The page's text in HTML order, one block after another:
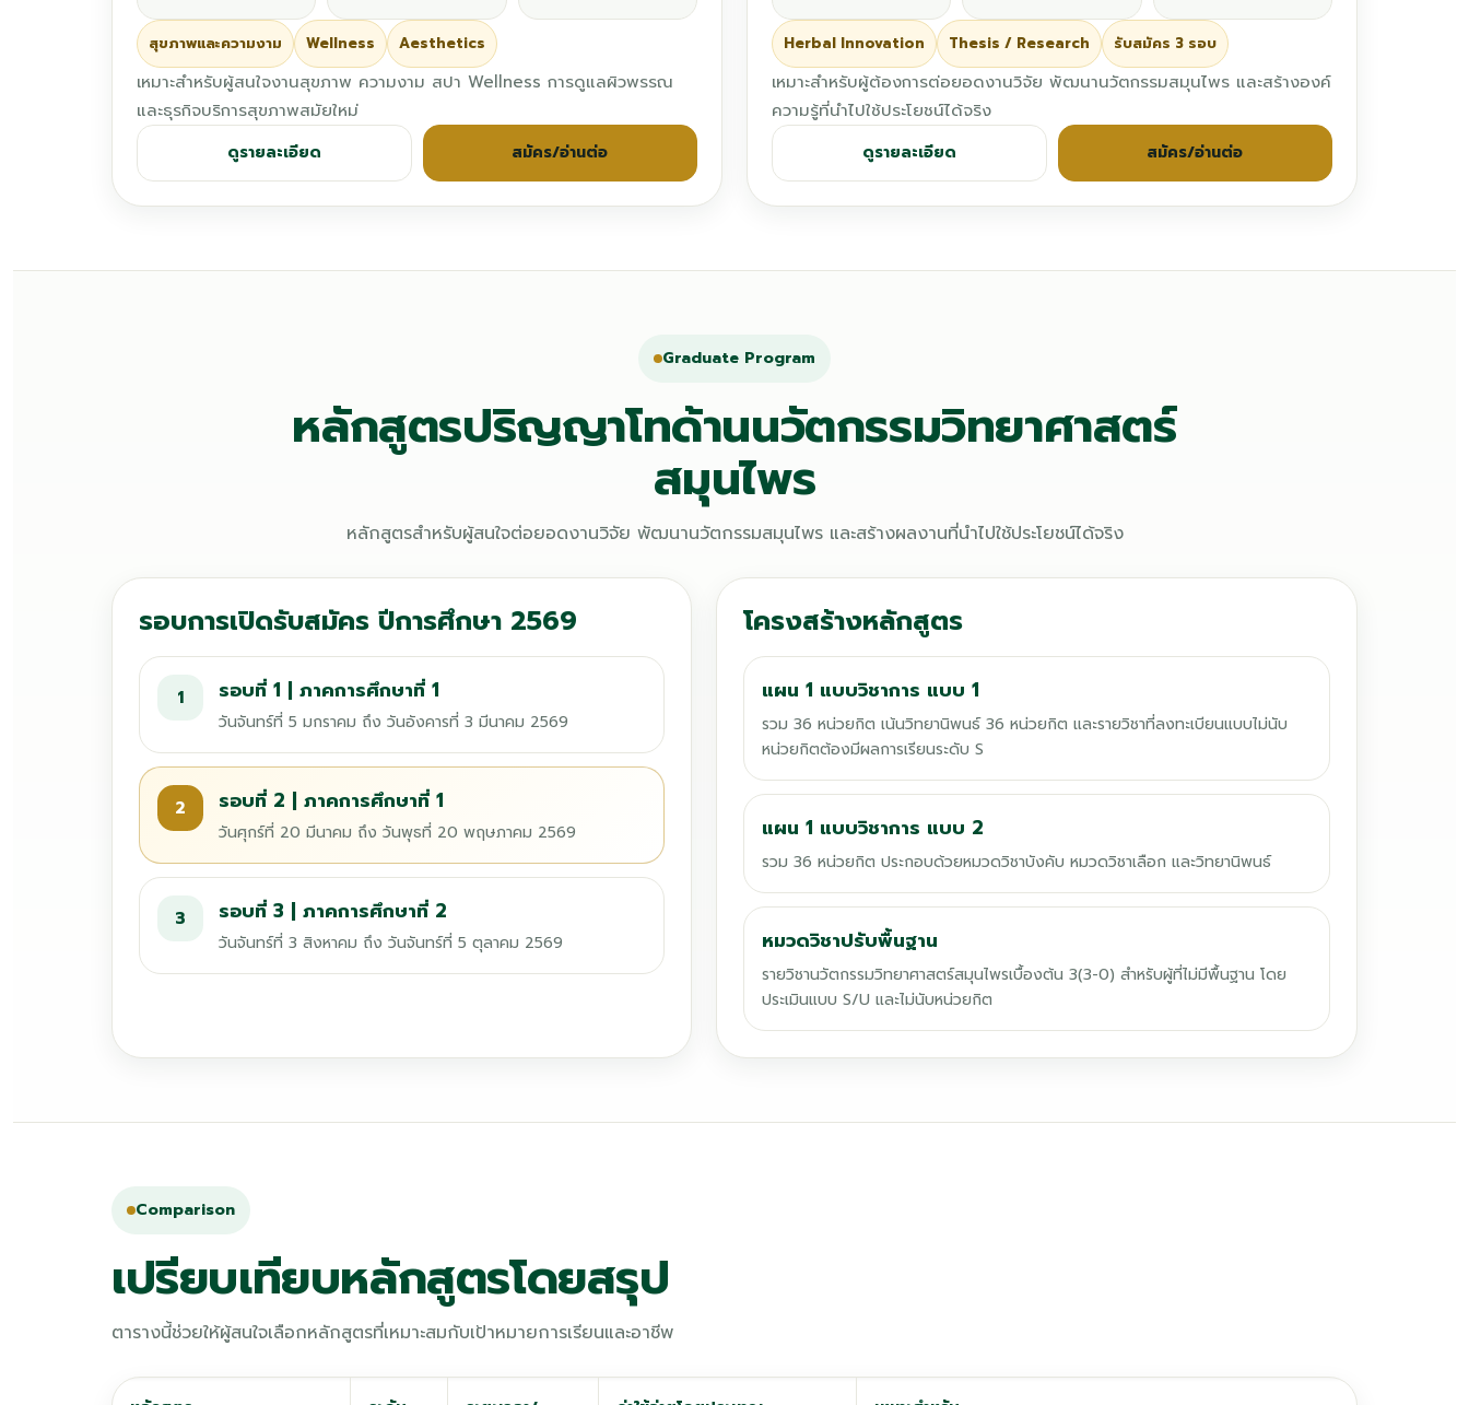
สุขภาพและความงาม Wellness Aesthetics
เหมาะสำหรับผู้สนใจงานสุขภาพ ความงาม สปา Wellness การดูแลผิวพรรณ
และธุรกิจบริการสุขภาพสมัยใหม่
ดูรายละเอียด สมัคร/อ่านต่อ
Herbal Innovation Thesis / Research รับสมัคร 3 รอบ
เหมาะสำหรับผู้ต้องการต่อยอดงานวิจัย พัฒนานวัตกรรมสมุนไพร และสร้างองค์
ความรู้ที่นำไปใช้ประโยชน์ได้จริง
ดูรายละเอียด สมัคร/อ่านต่อ
Graduate Program
หลักสูตรปริญญาโทด้านนวัตกรรมวิทยาศาสตร์
สมุนไพร
หลักสูตรสำหรับผู้สนใจต่อยอดงานวิจัย พัฒนานวัตกรรมสมุนไพร และสร้างผลงานที่นำไปใช้ประโยชน์ได้จริง
รอบการเปิดรับสมัคร ปีการศึกษา 2569
1 รอบที่ 1 | ภาคการศึกษาที่ 1
วันจันทร์ที่ 5 มกราคม ถึง วันอังคารที่ 3 มีนาคม 2569
2 รอบที่ 2 | ภาคการศึกษาที่ 1
วันศุกร์ที่ 20 มีนาคม ถึง วันพุธที่ 20 พฤษภาคม 2569
3 รอบที่ 3 | ภาคการศึกษาที่ 2
วันจันทร์ที่ 3 สิงหาคม ถึง วันจันทร์ที่ 5 ตุลาคม 2569
โครงสร้างหลักสูตร
แผน 1 แบบวิชาการ แบบ 1
รวม 36 หน่วยกิต เน้นวิทยานิพนธ์ 36 หน่วยกิต และรายวิชาที่ลงทะเบียนแบบไม่นับ
หน่วยกิตต้องมีผลการเรียนระดับ S
แผน 1 แบบวิชาการ แบบ 2
รวม 36 หน่วยกิต ประกอบด้วยหมวดวิชาบังคับ หมวดวิชาเลือก และวิทยานิพนธ์
หมวดวิชาปรับพื้นฐาน
รายวิชานวัตกรรมวิทยาศาสตร์สมุนไพรเบื้องต้น 3(3-0) สำหรับผู้ที่ไม่มีพื้นฐาน โดย
ประเมินแบบ S/U และไม่นับหน่วยกิต
Comparison
เปรียบเทียบหลักสูตรโดยสรุป
ตารางนี้ช่วยให้ผู้สนใจเลือกหลักสูตรที่เหมาะสมกับเป้าหมายการเรียนและอาชีพ